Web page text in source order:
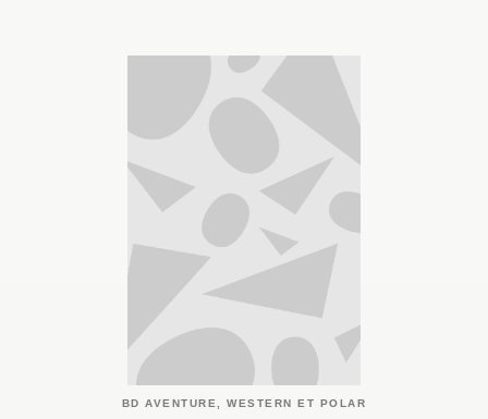
BD AVENTURE, WESTERN ET POLAR